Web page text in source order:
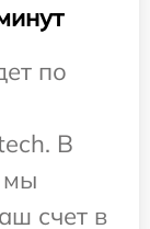
по
В
мы
счет в